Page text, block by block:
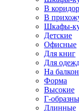
В коридор
В
Шкафы-
Детские
Офисные
Для книг
Для
На балкон
Форма
Высокие
Г-
Длинные